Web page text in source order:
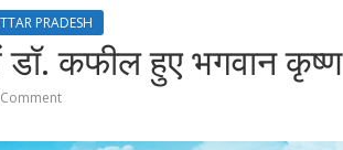
PRADESH
कफील हुए भगवान कृष्ण